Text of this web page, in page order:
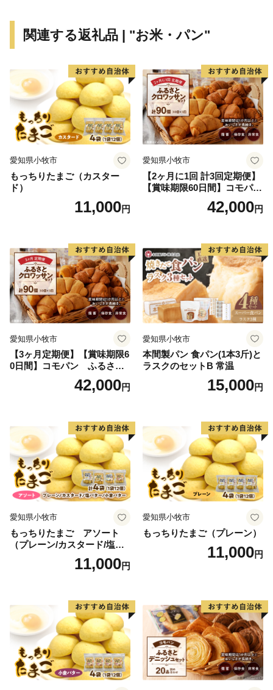
関連する返礼品 | "お米・パン"
愛知県小牧市
もっちりたまご（カスター
ド）
11,000円
愛知県小牧市
【2ヶ月に1回 計3回定期便】
【賞味期限60日間】コモパ
ン ふるさとクロワッサンセ
ット（計90個）／災害用備蓄
42,000円
愛知県小牧市
【3ヶ月定期便】【賞味期限6
0日間】コモパン ふるさと
クロワッサンセット（計90
個）／災害用備蓄 保存食 非
42,000円
愛知県小牧市
本間製パン 食パン(1本3斤)と
ラスクのセットB 常温
15,000円
愛知県小牧市
もっちりたまご アソート
（プレーン/カスタード/塩バ
ター/小倉バター）11,000円
愛知県小牧市
もっちりたまご（プレーン）
11,000円